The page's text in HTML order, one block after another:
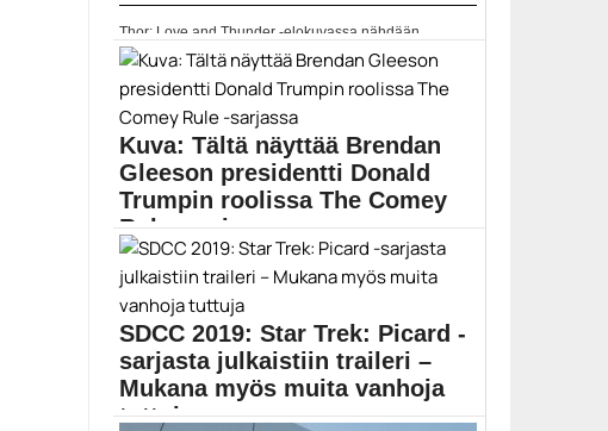
Thor: Love and Thunder -elokuvassa nähdään
naispuolinen Thor....
Chris Hemsworth
Kuva: Tältä näyttää Brendan
Gleeson presidentti Donald
Trumpin roolissa The Comey
Rule -sarjassa
The Comey Rule -sarja nähdään marraskuussa.
Showtime-kanava on...
Brendan Gleeson
SDCC 2019: Star Trek: Picard -
sarjasta julkaistiin traileri –
Mukana myös muita vanhoja
tuttuja